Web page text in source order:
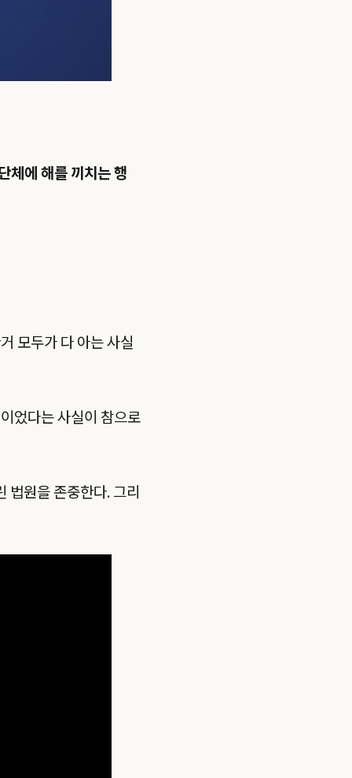
체에 해를 끼치는 행
모두가 다 아는 사실
었다는 사실이 참으로
법원을 존중한다. 그리